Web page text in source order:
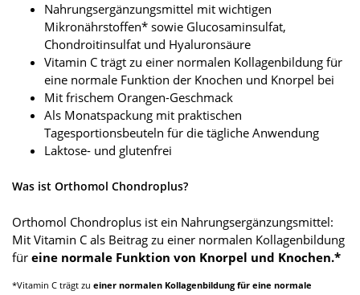
Nahrungsergänzungsmittel mit wichtigen
Mikronährstoffen* sowie Glucosaminsulfat,
Chondroitinsulfat und Hyaluronsäure
Vitamin C trägt zu einer normalen Kollagenbildung für
eine normale Funktion der Knochen und Knorpel bei
Mit frischem Orangen-Geschmack
Als Monatspackung mit praktischen
Tagesportionsbeuteln für die tägliche Anwendung
Laktose- und glutenfrei
Was ist Orthomol Chondroplus?
Orthomol Chondroplus ist ein Nahrungsergänzungsmittel:
Mit Vitamin C als Beitrag zu einer normalen Kollagenbildung
für eine normale Funktion von Knorpel und Knochen.*
*Vitamin C trägt zu einer normalen Kollagenbildung für eine normale